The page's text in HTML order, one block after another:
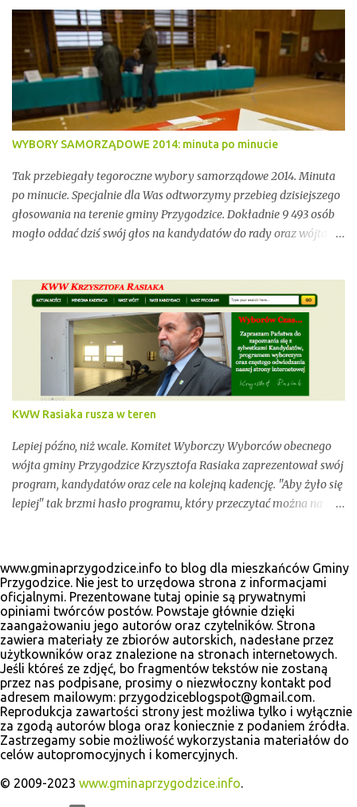
elementem ekosystemu Doliny Baryczy. W ostatnich latach stały
się jednak również przedmiotem konfliktów, napięć i realnych
zagrożeń związanych z brakiem ciągłości dzierżawy oraz
niewystarczającym wsparciem instytucjonalnym.
WYBORY SAMORZĄDOWE 2014: minuta po minucie
Tak przebiegały tegoroczne wybory samorządowe 2014. Minuta
po minucie. Specjalnie dla Was odtworzymy przebieg dzisiejszego
głosowania na terenie gminy Przygodzice. Dokładnie 9 493 osób
mogło oddać dziś swój głos na kandydatów do rady oraz wójta.
uważać. Incydentów podczas głosowania nie brakowało.
Wszystko zawarte zostanie w poniższym kalendarium.
Zaczynamy! Wystarczy, że odświeżysz stronę, a kolejne newsy
pojawią się w tym poście. Pozostańmy w stałym kontakcie.
KWW Rasiaka rusza w teren
Lepiej późno, niż wcale. Komitet Wyborczy Wyborców obecnego
wójta gminy Przygodzice Krzysztofa Rasiaka zaprezentował swój
program, kandydatów oraz cele na kolejną kadencję. "Aby żyło się
lepiej" tak brzmi hasło programu, który przeczytać można na
mijającej kadencji 2010-2014, wcześniej był członkiem zarządu
powiatu ostrowskiego i wicestarostą. Wśród kandydatów na
radnych gminnych zobaczyć wiele dobrze znanych postaci, ale
także nowe twarze. Poniżej materiały wyborcze, które udało nam
się zebrać.
www.gminaprzygodzice.info to blog dla mieszkańców Gminy
Przygodzice. Nie jest to urzędowa strona z informacjami
oficjalnymi. Prezentowane tutaj opinie są prywatnymi
opiniami twórców postów. Powstaje głównie dzięki
zaangażowaniu jego autorów oraz czytelników. Strona
zawiera materiały ze zbiorów autorskich, nadesłane przez
użytkowników oraz znalezione na stronach internetowych.
Jeśli któreś ze zdjęć, bo fragmentów tekstów nie zostaną
przez nas podpisane, prosimy o niezwłoczny kontakt pod
adresem mailowym: przygodziceblogspot@gmail.com.
Reprodukcja zawartości strony jest możliwa tylko i wyłącznie
za zgodą autorów bloga oraz koniecznie z podaniem źródła.
Zastrzegamy sobie możliwość wykorzystania materiałów do
celów autopromocyjnych i komercyjnych.
© 2009-2023 www.gminaprzygodzice.info.